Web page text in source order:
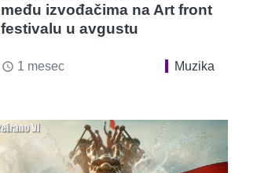
među izvođačima na Art front
festivalu u avgustu
access_time 1 mesec Muzika